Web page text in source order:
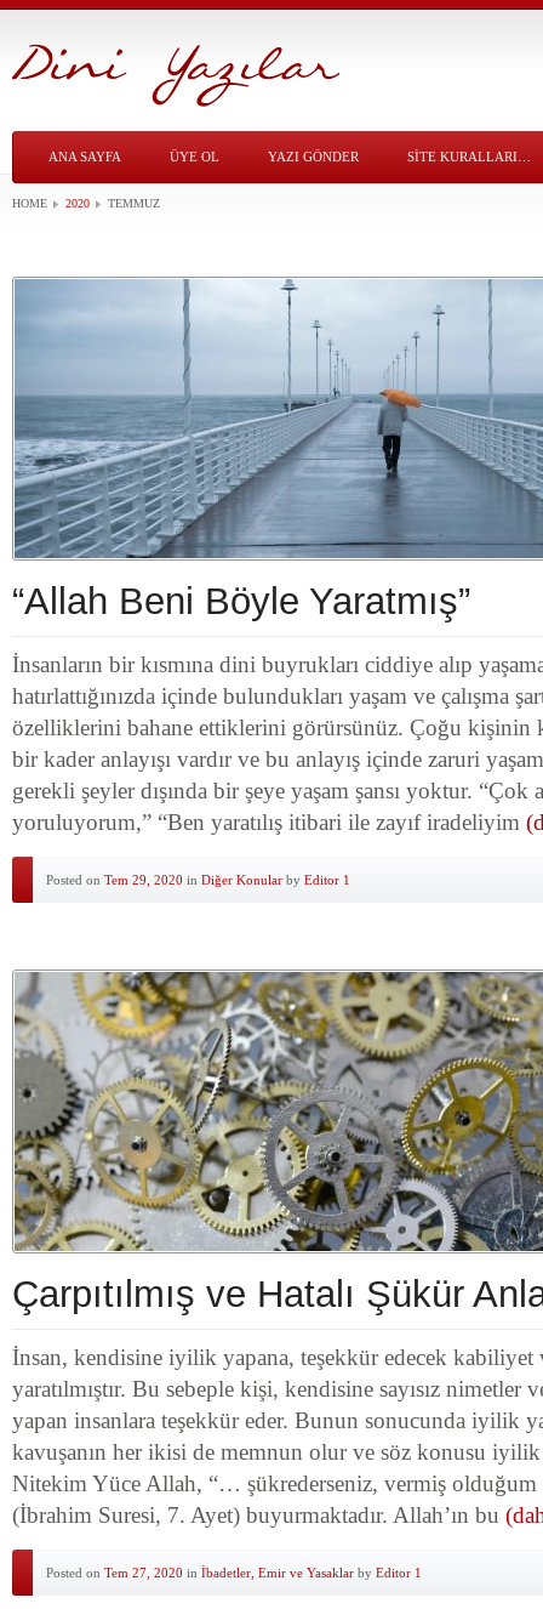
ANA SAYFA ÜYE OL YAZI GÖNDER SITE KURALLARI…
HOME 2020 TEMMUZ
“Allah Beni Böyle Yaratmış”
İnsanların bir kısmına dini buyrukları ciddiye alıp
hatırlattığınızda içinde bulundukları yaşam ve çalışma
özelliklerini bahane ettiklerini görürsünüz. Çoğu kişinin
bir kader anlayışı vardır ve bu anlayış içinde zaruri
gerekli şeyler dışında bir şeye yaşam şansı yoktur. “Çok
yoruluyorum,” “Ben yaratılış itibari ile zayıf iradeliyim
Posted on Tem 29, 2020 in Diğer Konular by Editor 1
Çarpıtılmış ve Hatalı Şükür
İnsan, kendisine iyilik yapana, teşekkür edecek
yaratılmıştır. Bu sebeple kişi, kendisine sayısız nimetler
yapan insanlara teşekkür eder. Bunun sonucunda iyilik
kavuşanın her ikisi de memnun olur ve söz konusu iyilik
Nitekim Yüce Allah, “… şükrederseniz, vermiş olduğum
(İbrahim Suresi, 7. Ayet) buyurmaktadır. Allah’ın bu
Posted on Tem 27, 2020 in İbadetler, Emir ve Yasaklar by Editor 1